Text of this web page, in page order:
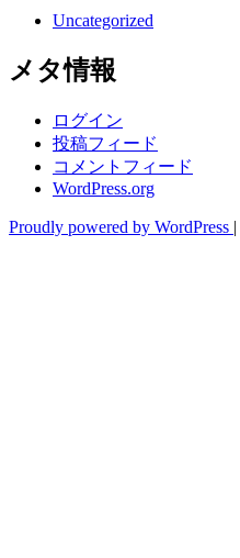
Uncategorized
メタ情報
ログイン
投稿フィード
コメントフィード
WordPress.org
Proudly powered by WordPress |